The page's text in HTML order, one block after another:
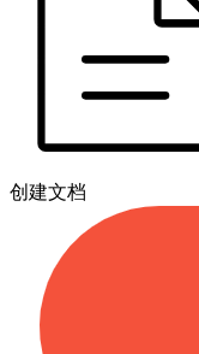
创建文档